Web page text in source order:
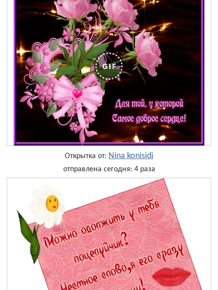
Открытка от: Nina konisidi
отправлена сегодня: 4 раза